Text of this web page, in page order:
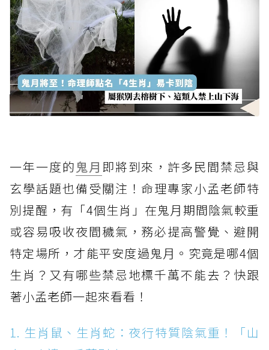
一年一度的鬼月 即將到來，許多民間禁忌與
玄學話題也備受關注！命理專家小孟老師特
別提醒，有「4個生肖」在鬼月期間陰氣較重
或容易吸收夜間穢氣，務必提高警覺、避開
特定場所，才能平安度過鬼月。究竟是哪4個
生肖？又有哪些禁忌地標千萬不能去？快跟
著小孟老師一起來看看！
1. 生肖鼠、生肖蛇：夜行特質陰氣重！「山